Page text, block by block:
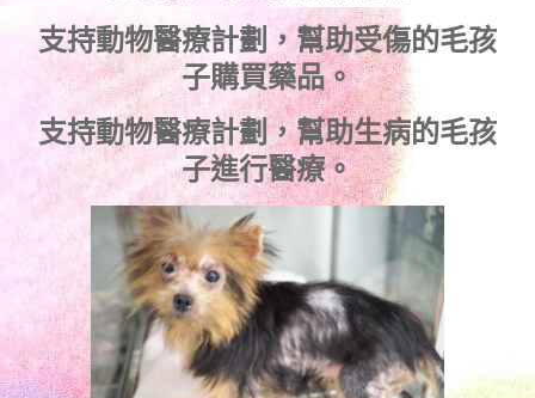
支持動物醫療計劃 ，幫助受傷的毛孩
子購買藥品。
支持動物醫療計劃，幫助生病的毛孩
子進行醫療。